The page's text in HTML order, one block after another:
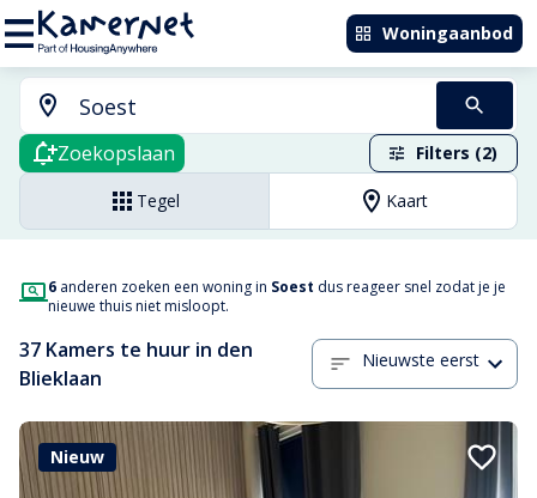
Woningaanbod
Zoekopslaan Filters (2)
Tegel Kaart
6 anderen zoeken een woning in Soest dus reageer snel zodat je je
nieuwe thuis niet misloopt.
37 Kamers te huur in den
Blieklaan
Nieuwste eerst
Nieuw